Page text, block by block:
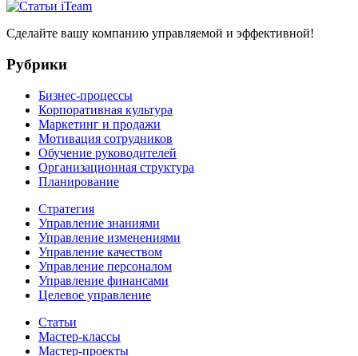
Сделайте вашу компанию управляемой и эффективной!
Рубрики
Бизнес-процессы
Корпоративная культура
Маркетинг и продажи
Мотивация сотрудников
Обучение руководителей
Организационная структура
Планирование
Стратегия
Управление знаниями
Управление изменениями
Управление качеством
Управление персоналом
Управление финансами
Целевое управление
Статьи
Мастер-классы
Мастер-проекты